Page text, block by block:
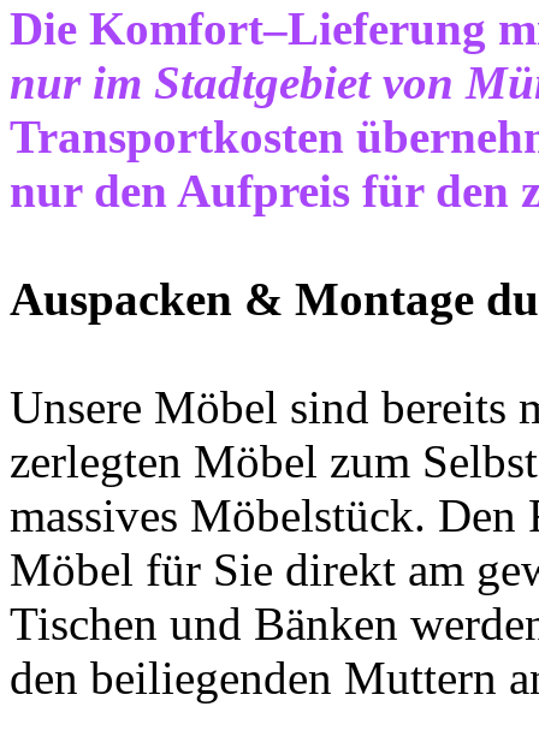
Die Komfort–Lieferung
nur im Stadtgebiet von
Transportkosten
nur den Aufpreis für den
Auspacken & Montage
Unsere Möbel sind bereits
zerlegten Möbel zum
massives Möbelstück. Den
Möbel für Sie direkt am
Tischen und Bänken
den beiliegenden Muttern